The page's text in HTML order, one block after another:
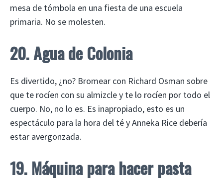
mesa de tómbola en una fiesta de una escuela
primaria. No se molesten.
20. Agua de Colonia
Es divertido, ¿no? Bromear con Richard Osman sobre
que te rocíen con su almizcle y te lo rocíen por todo el
cuerpo. No, no lo es. Es inapropiado, esto es un
espectáculo para la hora del té y Anneka Rice debería
estar avergonzada.
19. Máquina para hacer pasta